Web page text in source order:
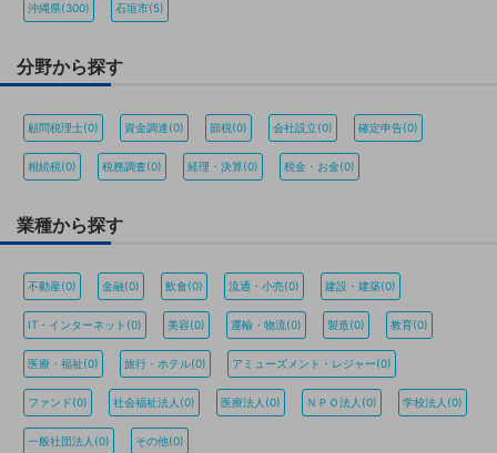
沖縄県(300) 石垣市(5)
分野から探す
顧問税理士(0) 資金調達(0) 節税(0) 会社設立(0) 確定申告(0)
相続税(0) 税務調査(0) 経理・決算(0) 税金・お金(0)
業種から探す
不動産(0) 金融(0) 飲食(0) 流通・小売(0) 建設・建築(0)
IT・インターネット(0) 美容(0) 運輸・物流(0) 製造(0) 教育(0)
医療・福祉(0) 旅行・ホテル(0) アミューズメント・レジャー(0)
ファンド(0) 社会福祉法人(0) 医療法人(0) ＮＰＯ法人(0) 学校法人(0)
一般社団法人(0) その他(0)